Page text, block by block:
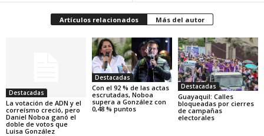
Artículos relacionados Más del autor
Destacadas
La votación de ADN y el
correísmo creció, pero
Daniel Noboa ganó el
doble de votos que
Luisa González
Destacadas
Con el 92 % de las actas
escrutadas, Noboa
supera a González con
0,48 % puntos
Destacadas
Guayaquil: Calles
bloqueadas por cierres
de campañas
electorales